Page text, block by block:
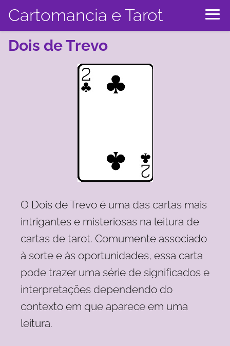
Cartomancia e Tarot
Dois de Trevo
O Dois de Trevo é uma das cartas mais
intrigantes e misteriosas na leitura de
cartas de tarot. Comumente associado
à sorte e às oportunidades, essa carta
pode trazer uma série de significados e
interpretações dependendo do
contexto em que aparece em uma
leitura.